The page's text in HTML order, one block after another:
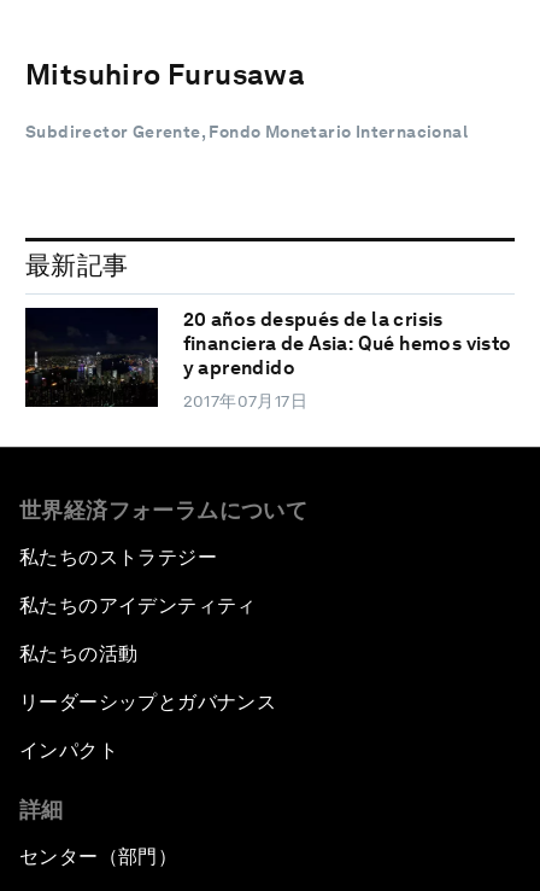
Mitsuhiro Furusawa
Subdirector Gerente, Fondo Monetario Internacional
最新記事
20 años después de la crisis
financiera de Asia: Qué hemos visto
y aprendido
2017年07月17日
世界経済フォーラムについて
私たちのストラテジー
私たちのアイデンティティ
私たちの活動
リーダーシップとガバナンス
インパクト
詳細
センター（部門）